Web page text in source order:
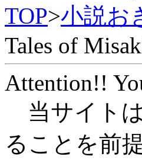
TOP>小説お
Tales of
Attention!!
当サイト
ることを前